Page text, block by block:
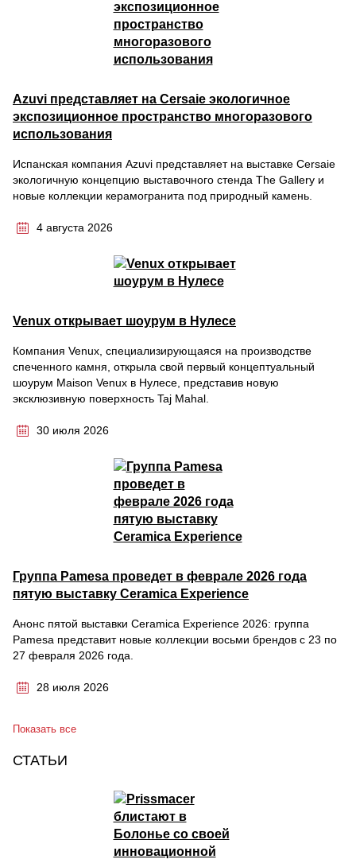
Azuvi представляет на Cersaie экологичное
экспозиционное пространство многоразового
использования
Испанская компания Azuvi представляет на выставке Cersaie
экологичную концепцию выставочного стенда The Gallery и
новые коллекции керамогранита под природный камень.
4 августа 2026
Venux открывает шоурум в Нулесе
Компания Venux, специализирующаяся на производстве
спеченного камня, открыла свой первый концептуальный
шоурум Maison Venux в Нулесе, представив новую
эксклюзивную поверхность Taj Mahal.
30 июля 2026
Группа Pamesa проведет в феврале 2026 года
пятую выставку Ceramica Experience
Анонс пятой выставки Ceramica Experience 2026: группа
Pamesa представит новые коллекции восьми брендов с 23 по
27 февраля 2026 года.
28 июля 2026
Показать все
СТАТЬИ